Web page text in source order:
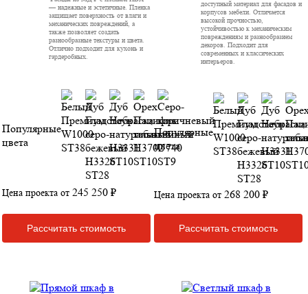
— надежные и эстетичные. Пленка
защищает поверхность от влаги и
механических повреждений, а
также позволяет создать
разнообразные текстуры и цвета.
Отлично подходит для кухонь и
гардеробных.
Популярные
цвета
Цена проекта от 245 250 ₽
Рассчитать стоимость
доступный материал для фасадов и
корпусов мебели. Отличается
высокой прочностью,
устойчивостью к механическим
повреждениям и разнообразием
декоров. Подходит для
современных и классических
интерьеров.
Популярные
цвета
Цена проекта от 268 200 ₽
Рассчитать стоимость